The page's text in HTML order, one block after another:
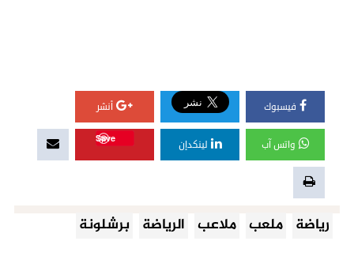
فيسبوك أنشر
واتس آب لينكدإن
Save
رياضة ملعب ملاعب الرياضة برشلونة